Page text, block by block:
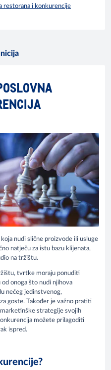
restorana i konkurencije
nudi slične proizvode ili usluge
natječu za istu bazu klijenata,
na tržištu.
tvrtke moraju ponuditi
onoga što nudi njihova
nečeg jedinstvenog,
goste. Također je važno pratiti
strategije svojih
možete prilagoditi
ispred.